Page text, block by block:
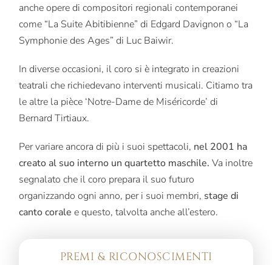
anche opere di compositori regionali contemporanei
come “La Suite Abitibienne” di Edgard Davignon o “La
Symphonie des Ages” di Luc Baiwir.
In diverse occasioni, il coro si è integrato in creazioni
teatrali che richiedevano interventi musicali. Citiamo tra
le altre la pièce ‘Notre-Dame de Miséricorde’ di
Bernard Tirtiaux.
Per variare ancora di più i suoi spettacoli, nel 2001 ha
creato al suo interno un quartetto maschile. Va inoltre
segnalato che il coro prepara il suo futuro
organizzando ogni anno, per i suoi membri, stage di
canto corale e questo, talvolta anche all’estero.
PREMI & RICONOSCIMENTI